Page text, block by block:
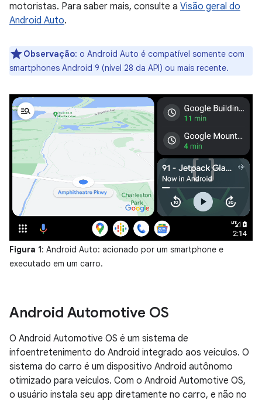
motoristas. Para saber mais, consulte a Visão geral do
Android Auto.
Observação: o Android Auto é compatível somente com
smartphones Android 9 (nível 28 da API) ou mais recente.
Figura 1: Android Auto: acionado por um smartphone e
executado em um carro.
Android Automotive OS
O Android Automotive OS é um sistema de
infoentretenimento do Android integrado aos veículos. O
sistema do carro é um dispositivo Android autônomo
otimizado para veículos. Com o Android Automotive OS,
o usuário instala seu app diretamente no carro, e não no